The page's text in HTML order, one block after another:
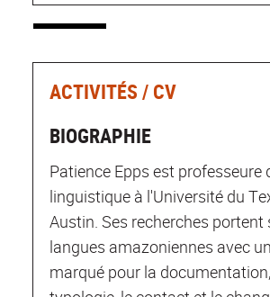
ACTIVITÉS / CV
BIOGRAPHIE
Patience Epps est professeure
linguistique à l'Université du
Austin. Ses recherches portent
langues amazoniennes avec
marqué pour la